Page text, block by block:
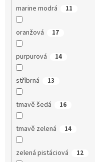
marine modrá 11
oranžová 17
purpurová 14
stříbrná 13
tmavě šedá 16
tmavě zelená 14
zelená pistáciová 12